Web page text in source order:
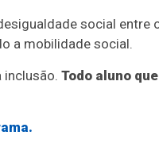
social entre
a mobilidade social.
inclusão. Todo aluno